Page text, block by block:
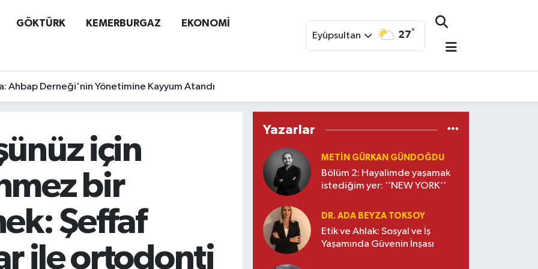
GÖKTÜRK KEMERBURGAZ EKONOMİ
Eyüpsultan 27°
Ahbap Derneği'nin Yönetimine Kayyum Atandı
için
bir
Şeffaf
ile ortodonti
Yazarlar
METIN GÜRKAN GÜNDOĞDU
Bölüm 2: Hayalimde yaşamak
istediğim yer: ‘’NEW YORK’’
DR. ADA BEYZA TOKSOY
Etik ve Ahlak: Sosyal ve İş
Yaşamında Güvenin İnşası